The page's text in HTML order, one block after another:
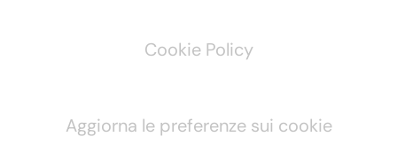
Cookie Policy
Aggiorna le preferenze sui cookie